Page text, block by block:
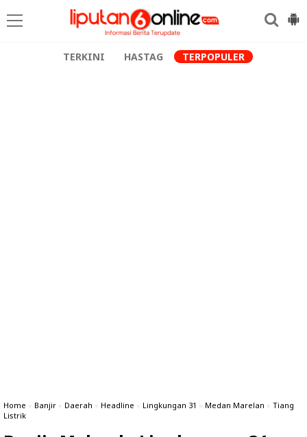
TERKINI HASTAG TERPOPULER
Home » Banjir » Daerah » Headline » Lingkungan 31 » Medan Marelan » Tiang
Listrik